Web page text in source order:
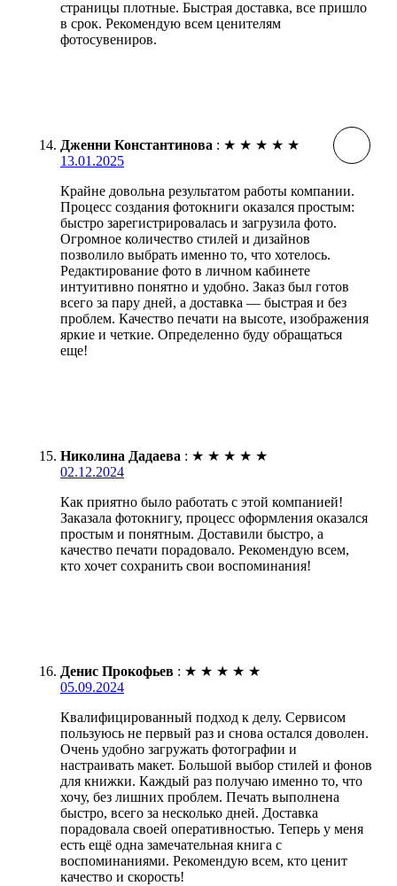
страницы плотные. Быстрая доставка, все пришло
в срок. Рекомендую всем ценителям
фотосувениров.
Дженни Константинова : ★ ★ ★ ★ ★
13.01.2025
Крайне довольна результатом работы компании.
Процесс создания фотокниги оказался простым:
быстро зарегистрировалась и загрузила фото.
Огромное количество стилей и дизайнов
позволило выбрать именно то, что хотелось.
Редактирование фото в личном кабинете
интуитивно понятно и удобно. Заказ был готов
всего за пару дней, а доставка — быстрая и без
проблем. Качество печати на высоте, изображения
яркие и четкие. Определенно буду обращаться
еще!
Николина Дадаева : ★ ★ ★ ★ ★
02.12.2024
Как приятно было работать с этой компанией!
Заказала фотокнигу, процесс оформления оказался
простым и понятным. Доставили быстро, а
качество печати порадовало. Рекомендую всем,
кто хочет сохранить свои воспоминания!
Денис Прокофьев : ★ ★ ★ ★ ★
05.09.2024
Квалифицированный подход к делу. Сервисом
пользуюсь не первый раз и снова остался доволен.
Очень удобно загружать фотографии и
настраивать макет. Большой выбор стилей и фонов
для книжки. Каждый раз получаю именно то, что
хочу, без лишних проблем. Печать выполнена
быстро, всего за несколько дней. Доставка
порадовала своей оперативностью. Теперь у меня
есть ещё одна замечательная книга с
воспоминаниями. Рекомендую всем, кто ценит
качество и скорость!